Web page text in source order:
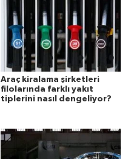
Araç kiralama şirketleri
filolarında farklı yakıt
tiplerini nasıl dengeliyor?